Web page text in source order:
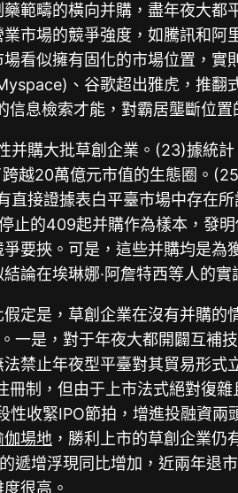
範疇的橫向并購，盡年夜大
市場的競爭強度，如騰訊和
看似擁有固化的市場位置，
、谷歌超出雅虎，推
息檢索才能，對霸居壟斷位置
并購大批草創企業。(23)據統
20萬億元市值的生態圈。
接證據表白平臺市場中存在
的409起并購作為樣本，發
要挾。可是，這些并購均是
論在埃琳娜·阿詹特西等人的
定是，草創企業在沒有并購
一是，對于年夜大都開闢互補
禁止年夜型平臺對其貿易形
制，但由于上市法式絕對復
性收緊IPO節拍，增進投融資
伽場地 ，勝利上市的草創企業仍
遞增浮現同比增加，近兩年
很高。